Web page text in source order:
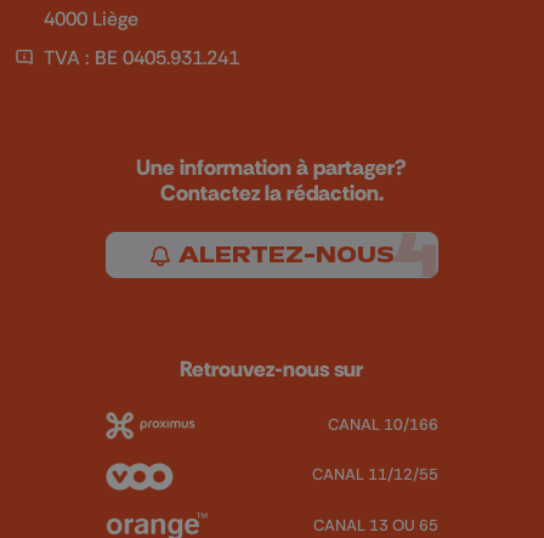
4000 Liège
TVA : BE 0405.931.241
Une information à partager?
Contactez la rédaction.
ALERTEZ-NOUS
Retrouvez-nous sur
CANAL 10/166
CANAL 11/12/55
CANAL 13 OU 65